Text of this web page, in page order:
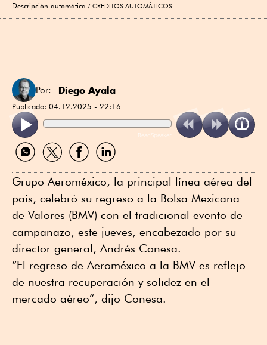
Descripción automática CREDITOS AUTOMÁTICOS
Por: Diego Ayala
Publicado: 04.12.2025 - 22:16
ReadSpeaker
Compartir
por
Compartir
por
Compartir
por
Compartir
por
Grupo Aeroméxico, la principal línea aérea del
país, celebró su regreso a la Bolsa Mexicana
de Valores (BMV) con el tradicional evento de
campanazo, este jueves, encabezado por su
director general, Andrés Conesa.
“El regreso de Aeroméxico a la BMV es reflejo
de nuestra recuperación y solidez en el
mercado aéreo”, dijo Conesa.